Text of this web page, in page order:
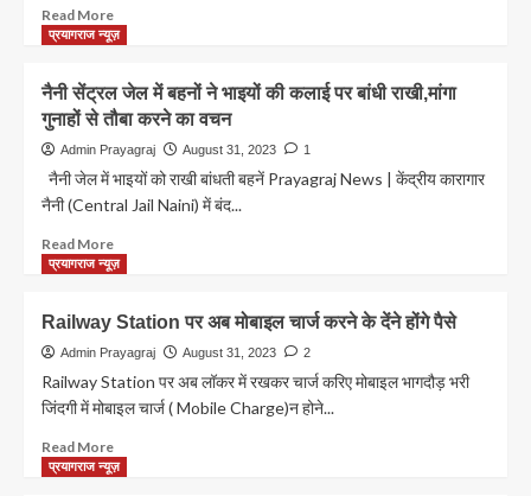
सरकार-
केशव
प्रसाद
Read MoreRead
more
Prayagraj
News:
1
हफ्ते
पकड़े
गए
हजार
बिना
टिकट
प्रयागराज न्यूज़
नैनी सेंट्रल जेल में बहनों ने भाइयों की कलाई पर बांधी राखी,मांगा
गुनाहों से तौबा करने का वचन
Admin Prayagraj August 31, 2023 1
नैनी जेल में भाइयों को राखी बांधती बहनें Prayagraj News | केंद्रीय कारागार
नैनी (Central Jail Naini) में बंद...
Read MoreRead
more
सेंट्रल
जेल
में
ने
भाइयों
की
प्रयागराज न्यूज़
Railway Station पर अब मोबाइल चार्ज करने के देंने होंगे पैसे
Admin Prayagraj August 31, 2023 2
Railway Station पर अब लॉकर में रखकर चार्ज करिए मोबाइल भागदौड़ भरी
जिंदगी में मोबाइल चार्ज ( Mobile Charge)न होने...
Read MoreRead
more
प्रयागराज न्यूज़